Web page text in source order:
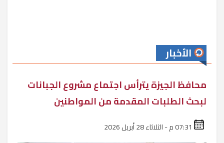
الأخبار
محافظ الجيزة يترأس اجتماع مشروع الجبانات
لبحث الطلبات المقدمة من المواطنين